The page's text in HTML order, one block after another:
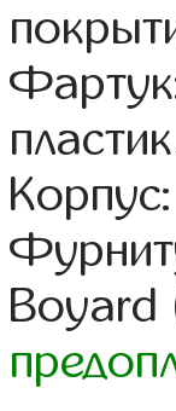
Boyard